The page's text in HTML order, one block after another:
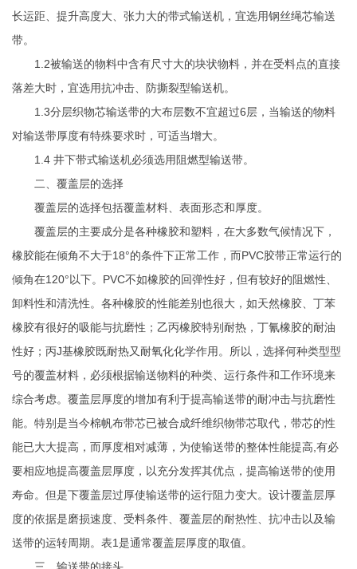
长运距、提升高度大、张力大的带式输送机，宜选用钢丝绳芯输送
带。
1.2被输送的物料中含有尺寸大的块状物料，并在受料点的直接
落差大时，宜选用抗冲击、防撕裂型输送机。
1.3分层织物芯输送带的大布层数不宜超过6层，当输送的物料
对输送带厚度有特殊要求时，可适当增大。
1.4 井下带式输送机必须选用阻燃型输送带。
二、覆盖层的选择
覆盖层的选择包括覆盖材料、表面形态和厚度。
覆盖层的主要成分是各种橡胶和塑料，在大多数气候情况下，
橡胶能在倾角不大于18°的条件下正常工作，而PVC胶带正常运行的
倾角在120°以下。PVC不如橡胶的回弹性好，但有较好的阻燃性、
卸料性和清洗性。各种橡胶的性能差别也很大，如天然橡胶、丁苯
橡胶有很好的吸能与抗磨性；乙丙橡胶特别耐热，丁氰橡胶的耐油
性好；丙J基橡胶既耐热又耐氧化化学作用。所以，选择何种类型型
号的覆盖材料，必须根据输送物料的种类、运行条件和工作环境来
综合考虑。覆盖层厚度的增加有利于提高输送带的耐冲击与抗磨性
能。特别是当今棉帆布带芯已被合成纤维织物带芯取代，带芯的性
能已大大提高，而厚度相对减薄，为使输送带的整体性能提高,有必
要相应地提高覆盖层厚度，以充分发挥其优点，提高输送带的使用
寿命。但是下覆盖层过厚使输送带的运行阻力变大。设计覆盖层厚
度的依据是磨损速度、受料条件、覆盖层的耐热性、抗冲击以及输
送带的运转周期。表1是通常覆盖层厚度的取值。